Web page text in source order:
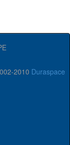
2010 Duraspace